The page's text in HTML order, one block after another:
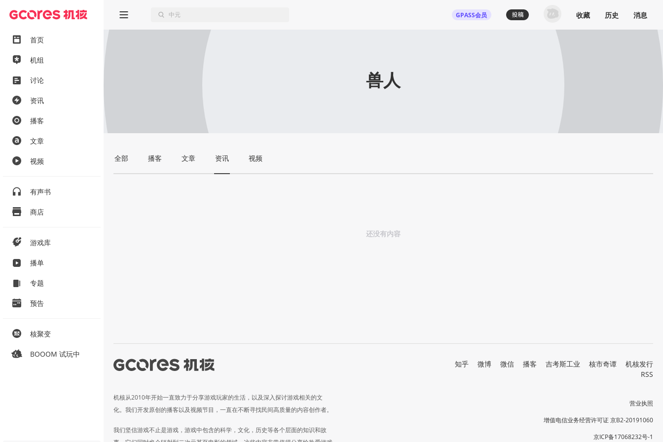
首页
机组
讨论
资讯
播客
文章
视频
有声书
商店
游戏库
播单
专题
预告
核聚变
BOOOM 试玩中
GPASS会员 收藏 历史 消息
兽人
全部 播客 文章 资讯 视频
还没有内容
机核从2010年开始一直致力于分享游戏玩家的生活，以及深入探讨游戏相关的文
化。我们开发原创的播客以及视频节目，一直在不断寻找民间高质量的内容创作者。
我们坚信游戏不止是游戏，游戏中包含的科学，文化，历史等各个层面的知识和故
知乎 微博 微信 播客 吉考斯工业 核市奇谭
机核发行
RSS
营业执照
增值电信业务经营许可证 京B2-20191060
京ICP备17068232号-1